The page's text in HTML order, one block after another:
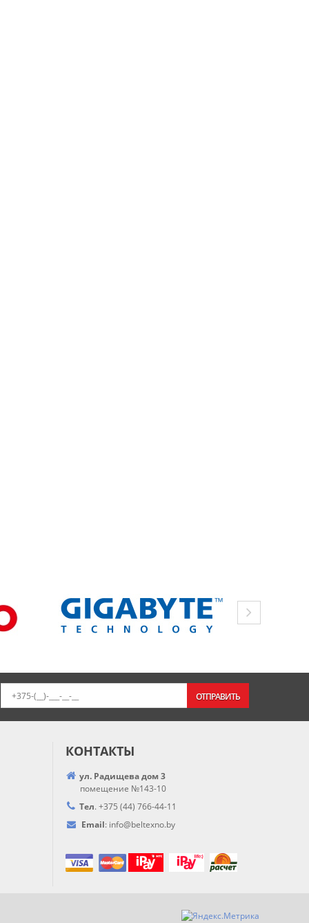
ОТПРАВИТЬ
КОНТАКТЫ
ул. Радищева дом 3
помещение №143-10
Тел. +375 (44) 766-44-11
Email: info@beltexno.by